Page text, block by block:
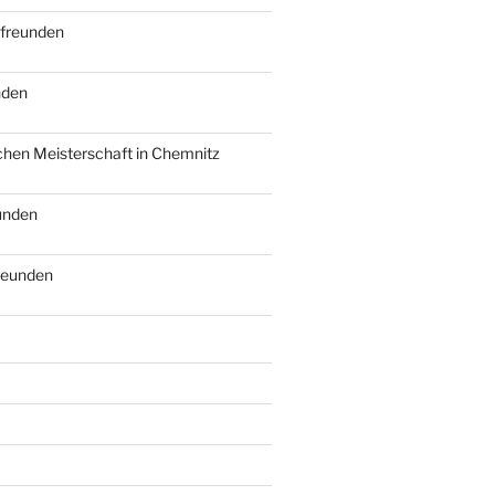
Meisterschaft in Chemnitz